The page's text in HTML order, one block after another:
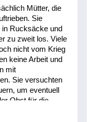
darunter habe
sehr gelitten,
als ungerecht
habe ich
ihn selber zu
ist mir nie
meinen Vater
er in Rage
Mütter, die
Sie
Rucksäcke und
zu zweit los. Viele
nicht vom Krieg
keine Arbeit und
mit
Sie versuchten
um eventuell
Obst für die